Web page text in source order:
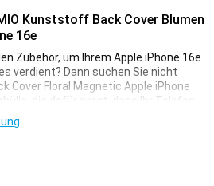
Kunststoff Back Cover Blumen
16e
Zubehör, um Ihrem Apple iPhone 16e
verdient? Dann suchen Sie nicht
Cover Floral Magnetic Apple iPhone
die dafür sorgt, dass Ihr Telefon
robuste Rückabdeckung besteht
MagSafe-Zubehör kompatibel.